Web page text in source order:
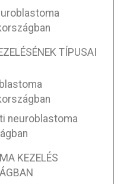
TÍPUSAI
neuroblastoma
KEZELÉS